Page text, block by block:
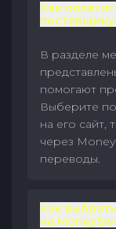
Как
В разделе
помогают
Выберите
на его сайт,
через
переводы.
Как
на